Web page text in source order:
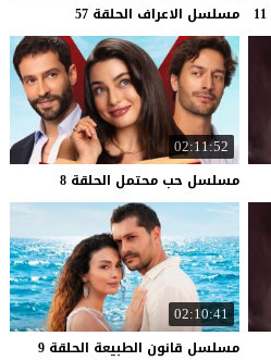
11 مسلسل الاعراف الحلقة 57
02:11:52
مسلسل حب محتمل الحلقة 8
02:10:41
مسلسل قانون الطبيعة الحلقة 9